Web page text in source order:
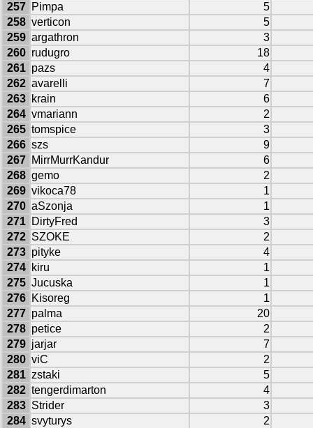
257
Pimpa
5
258 verticon
5
259 argathron
3
260 rudugro
18
261 pazs
4
262 avarelli
7
263
krain
6
264 vmariann
2
265 tomspice
3
266 szs
9
267
MirrMurrKandur
6
268 gemo
2
269 vikoca78
1
270 aSzonja
1
271
DirtyFred
3
272 SZOKE
2
273 pityke
4
274
kiru
1
275 Jucuska
1
276
Kisoreg
1
277 palma
20
278 petice
2
279 jarjar
7
280 viC
2
281 zstaki
5
282 tengerdimarton
4
283 Strider
3
284 svyturys 2